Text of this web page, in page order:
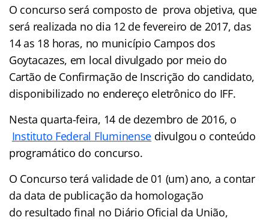
O concurso será composto de prova objetiva, que
será realizada no dia 12 de fevereiro de 2017, das
14 as 18 horas, no município Campos dos
Goytacazes, em local divulgado por meio do
Cartão de Confirmação de Inscrição do candidato,
disponibilizado no endereço eletrônico do IFF.
Nesta quarta-feira, 14 de dezembro de 2016, o
Instituto Federal Fluminense divulgou o conteúdo
programático do concurso.
O Concurso terá validade de 01 (um) ano, a contar
da data de publicação da homologação
do resultado final no Diário Oficial da União,